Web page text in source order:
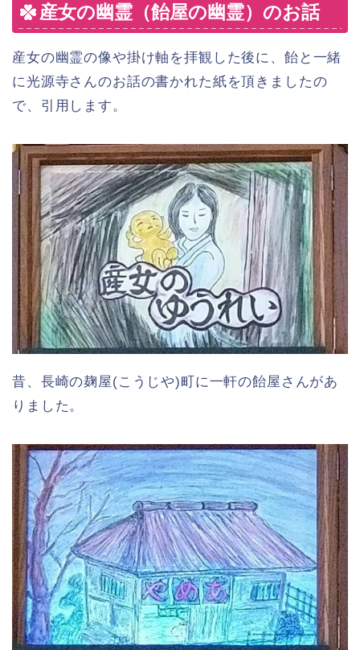
産女の幽霊（飴屋の幽霊）のお話
産女の幽霊の像や掛け軸を拝観した後に、飴と一緒
に光源寺さんのお話の書かれた紙を頂きましたの
で、引用します。
昔、長崎の麹屋(こうじや)町に一軒の飴屋さんがあ
りました。